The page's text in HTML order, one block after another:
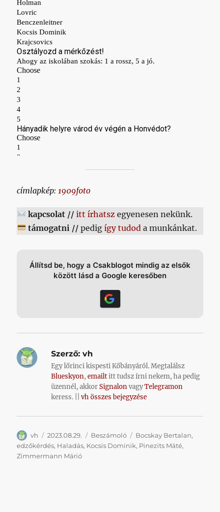
címlapkép: 1909foto
kapcsolat // itt írhatszegyenesen nekünk.
támogatni //pedig így tudod a munkánkat.
Állítsd be, hogy a Csakblogot mindig az elsők
között lásd a Google keresőben
Szerző: vh
Egy lőrinci kispesti Kőbányáról. Megtalálsz
Blueskyon,emailtitt tudsz írni nekem, ha pedig
üzennél, akkorSignalonvagyTelegramon
keress. ||vh összes bejegyzése
Szerző
vh Közzétéve
2023.08.29. Kategória
Beszámoló Címke
Bocskay Bertalan,
edzőkérdés, Haladás, Kocsis Dominik, Pinezits Máté,
Zimmermann Márió